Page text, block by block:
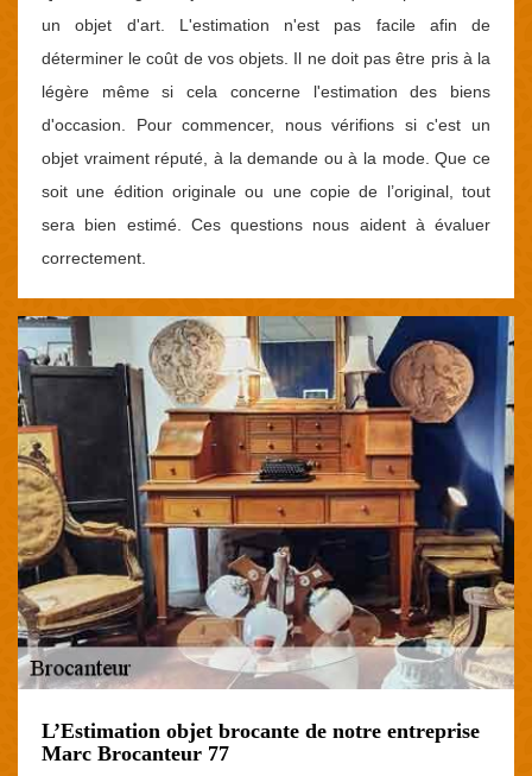
un objet d'art. L'estimation n'est pas facile afin de
déterminer le coût de vos objets. Il ne doit pas être pris à la
légère même si cela concerne l'estimation des biens
d'occasion. Pour commencer, nous vérifions si c'est un
objet vraiment réputé, à la demande ou à la mode. Que ce
soit une édition originale ou une copie de l’original, tout
sera bien estimé. Ces questions nous aident à évaluer
correctement.
L’Estimation objet brocante de notre entreprise
Marc Brocanteur 77